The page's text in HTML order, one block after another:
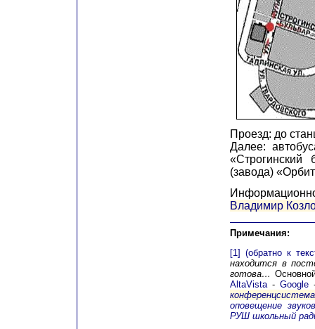
Проезд: до
Далее:
(завода)
Владимир
Примечания:
[1] (обратно к
находится в
готова…
AltaVista -Google
оповещение
РУШ школьный